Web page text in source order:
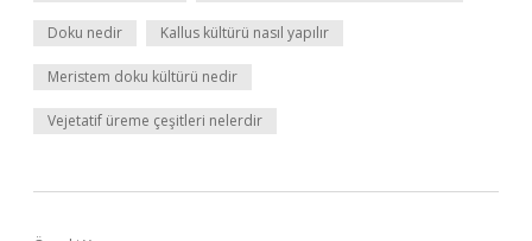
Doku nedir Kallus kültürü nasıl yapılır
Meristem doku kültürü nedir
Vejetatif üreme çeşitleri nelerdir